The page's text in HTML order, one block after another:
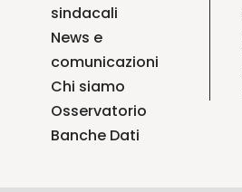
sindacali
News e
comunicazioni
Chi siamo
Osservatorio
Banche Dati